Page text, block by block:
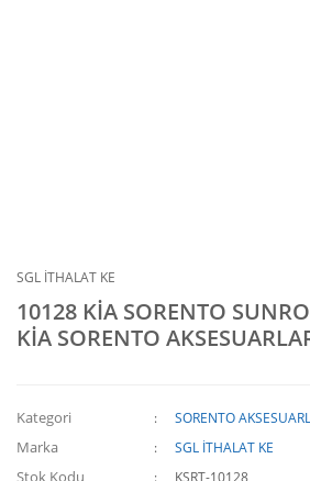
SGL İTHALAT KE
10128 KİA SORENTO
KİA SORENTO
Kategori SORENTO
Marka SGL İTHALAT KE
Stok Kodu KSRT-10128